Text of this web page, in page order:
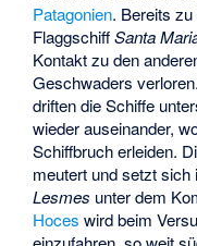
Patagonien. Bereits
FlaggschiffSanta
Kontakt zu den
Geschwaders
driften die Schiffe
wieder auseinander,
Schiffbruch erleiden.
meutert und setzt
Lesmes unter dem
Hoces wird beim